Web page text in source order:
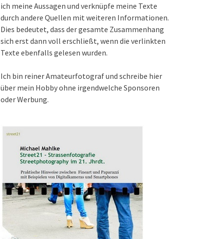
ich meine Aussagen und verknüpfe meine Texte
durch andere Quellen mit weiteren Informationen.
Dies bedeutet, dass der gesamte Zusammenhang
sich erst dann voll erschließt, wenn die verlinkten
Texte ebenfalls gelesen wurden.
Ich bin reiner Amateurfotograf und schreibe hier
über mein Hobby ohne irgendwelche Sponsoren
oder Werbung.